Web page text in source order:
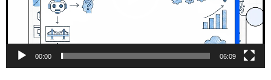
00:00 06:09